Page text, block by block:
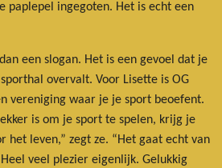
paplepel ingegoten. Het is echt een
een slogan. Het is een gevoel dat je
overvalt. Voor Lisette is OG
vereniging waar je je sport beoefent.
is om je sport te spelen, krijg je
het leven,” zegt ze. “Het gaat echt van
veel plezier eigenlijk. Gelukkig